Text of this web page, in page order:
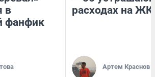
в
фанфик
расходах на
Артем Краснов